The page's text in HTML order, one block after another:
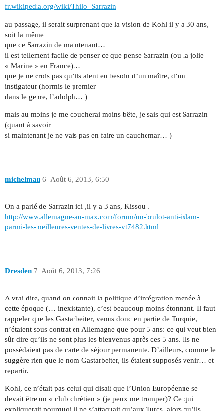
fr.wikipedia.org/wiki/Thilo_Sarrazin
au passage, il serait surprenant que la vision de Kohl il y a 30 ans,
soit la même
que ce Sarrazin de maintenant…
il est tellement facile de penser ce que pense Sarrazin (ou la jolie
« Marine » en France)…
que je ne crois pas qu’ils aient eu besoin d’un maître, d’un
instigateur (hormis le premier
dans le genre, l’adolph… )
mais au moins je me coucherai moins bête, je sais qui est Sarrazin
(quant à savoir
si maintenant je ne vais pas en faire un cauchemar… )
michelmau Août 6, 2013, 6:50
6
On a parlé de Sarrazin ici ,il y a 3 ans, Kissou .
http://www.allemagne-au-max.com/forum/un-brulot-anti-islam-
parmi-les-meilleures-ventes-de-livres-vt7482.html
Dresden Août 6, 2013, 7:26
7
A vrai dire, quand on connait la politique d’intégration menée à
cette époque (… inexistante), c’est beaucoup moins étonnant. Il faut
rappeler que les Gastarbeiter, venus donc en partie de Turquie,
n’étaient sous contrat en Allemagne que pour 5 ans: ce qui veut bien
sûr dire qu’ils ne sont plus les bienvenus après ces 5 ans. Ils ne
possédaient pas de carte de séjour permanente. D’ailleurs, comme le
suggère rien que le nom Gastarbeiter, ils étaient supposés venir… et
repartir.
Kohl, ce n’était pas celui qui disait que l’Union Européenne se
devait être un « club chrétien » (je peux me tromper)? Ce qui
expliquerait pourquoi il ne s’attaquait qu’aux Turcs, alors qu’ils